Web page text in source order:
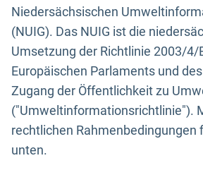
Niedersächsischen
(NUIG). Das NUIG ist die
Umsetzung der Richtlinie 2003/4/
Europäischen Parlaments und
Zugang der Öffentlichkeit zu
("Umweltinformationsrichtlinie").
rechtlichen Rahmenbedingungen
unten.